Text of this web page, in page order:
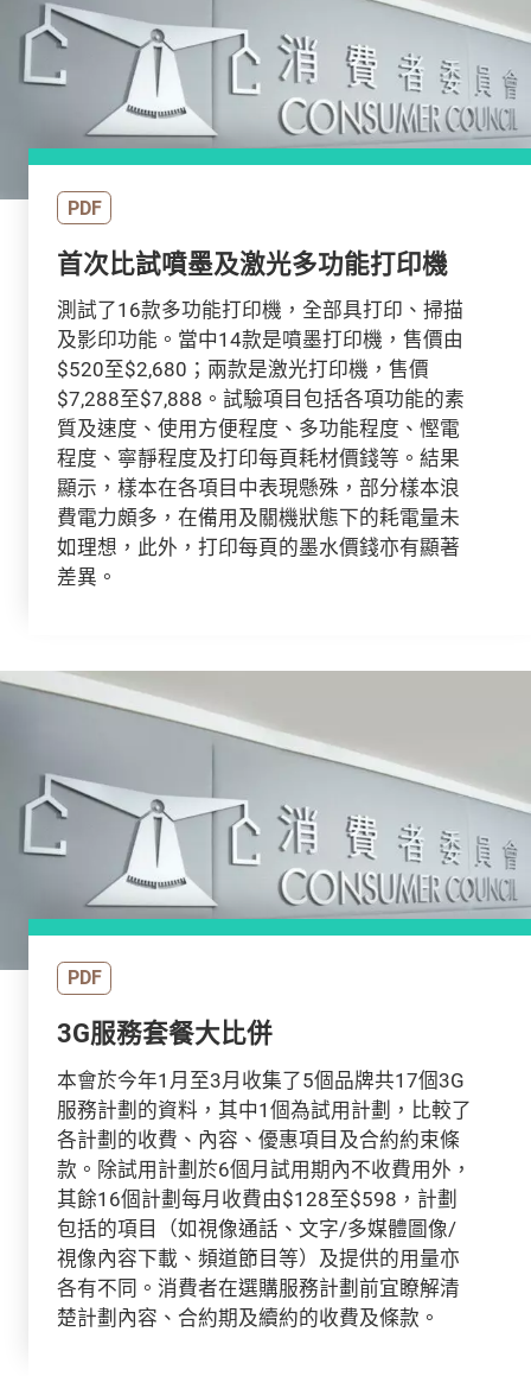
PDF
首次比試噴墨及激光多功能打印機
測試了16款多功能打印機，全部具打印、掃描
及影印功能。當中14款是噴墨打印機，售價由
$520至$2,680；兩款是激光打印機，售價
$7,288至$7,888。試驗項目包括各項功能的素
質及速度、使用方便程度、多功能程度、慳電
程度、寧靜程度及打印每頁耗材價錢等。結果
顯示，樣本在各項目中表現懸殊，部分樣本浪
費電力頗多，在備用及關機狀態下的耗電量未
如理想，此外，打印每頁的墨水價錢亦有顯著
差異。
PDF
3G服務套餐大比併
本會於今年1月至3月收集了5個品牌共17個3G
服務計劃的資料，其中1個為試用計劃，比較了
各計劃的收費、內容、優惠項目及合約約束條
款。除試用計劃於6個月試用期內不收費用外，
其餘16個計劃每月收費由$128至$598，計劃
包括的項目（如視像通話、文字/多媒體圖像/
視像內容下載、頻道節目等）及提供的用量亦
各有不同。消費者在選購服務計劃前宜瞭解清
楚計劃內容、合約期及續約的收費及條款。